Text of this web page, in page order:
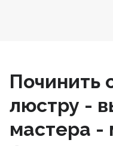
Починить
люстру -
мастера -